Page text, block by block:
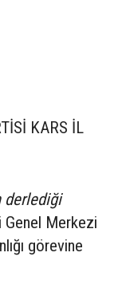
KARS İL
derlediği
Merkezi
görevine